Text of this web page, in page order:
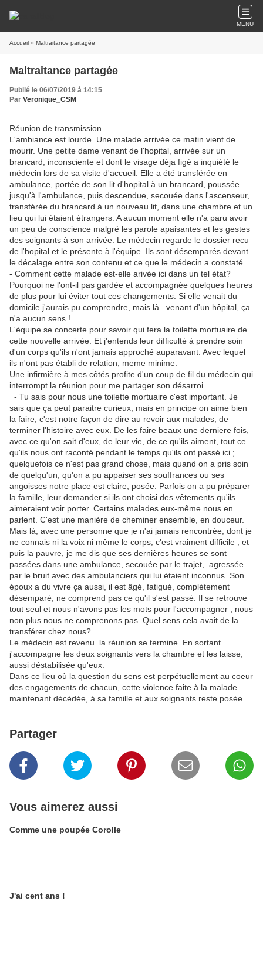
MENU
Accueil » Maltraitance partagée
Maltraitance partagée
Publié le 06/07/2019 à 14:15
Par Veronique_CSM
Réunion de transmission.
L'ambiance est lourde. Une malade arrivée ce matin vient de
mourir. Une petite dame venant de l'hopital, arrivée sur un
brancard, inconsciente et dont le visage déja figé a inquiété le
médecin lors de sa visite d'accueil. Elle a été transférée en
ambulance, portée de son lit d'hopital à un brancard, poussée
jusqu'à l'ambulance, puis descendue, secouée dans l'ascenseur,
transférée du brancard à un nouveau lit, dans une chambre et un
lieu qui lui étaient étrangers. A aucun moment elle n'a paru avoir
un peu de conscience malgré les parole apaisantes et les gestes
des soignants à son arrivée. Le médecin regarde le dossier recu
de l'hopital et le présente à l'équipe. Ils sont désemparés devant
le décalage entre son contenu et ce que le médecin a constaté.
- Comment cette malade est-elle arivée ici dans un tel état?
Pourquoi ne l'ont-il pas gardée et accompagnée quelques heures
de plus pour lui éviter tout ces changements. Si elle venait du
domicile j'aurais pu comprendre, mais là...venant d'un hôpital, ça
n'a aucun sens !
L'équipe se concerte pour savoir qui fera la toilette mortuaire de
cette nouvelle arrivée. Et j'entends leur difficulté à prendre soin
d'un corps qu'ils n'ont jamais approché auparavant. Avec lequel
ils n'ont pas établi de relation, meme minime.
Une infirmière à mes côtés profite d'un coup de fil du médecin qui
interrompt la réunion pour me partager son désarroi.
- Tu sais pour nous une toilette mortuaire c'est important. Je
sais que ça peut paraitre curieux, mais en principe on aime bien
la faire, c'est notre façon de dire au revoir aux malades, de
terminer l'histoire avec eux. De les faire beaux une derniere fois,
avec ce qu'on sait d'eux, de leur vie, de ce qu'ils aiment, tout ce
qu'ils nous ont raconté pendant le temps qu'ils ont passé ici ;
quelquefois ce n'est pas grand chose, mais quand on a pris soin
de quelqu'un, qu'on a pu appaiser ses souffrances ou ses
angoisses notre place est claire, posée. Parfois on a pu préparer
la famille, leur demander si ils ont choisi des vêtements qu'ils
aimeraient voir porter. Certains malades eux-même nous en
parlent. C'est une manière de cheminer ensemble, en douceur.
Mais là, avec une personne que je n'ai jamais rencontrée, dont je
ne connais ni la voix ni même le corps, c'est vraiment difficile ; et
puis la pauvre, je me dis que ses dernières heures se sont
passées dans une ambulance, secouée par le trajet, agressée
par le bruit avec des ambulanciers qui lui étaient inconnus. Son
époux a du vivre ça aussi, il est âgé, fatigué, complétement
désemparé, ne comprend pas ce qu'il s'est passé. Il se retrouve
tout seul et nous n'avons pas les mots pour l'accompagner ; nous
non plus nous ne comprenons pas. Quel sens cela avait de la
transférer chez nous?
Le médecin est revenu. la réunion se termine. En sortant
j'accompagne les deux soignants vers la chambre et les laisse,
aussi déstabilisée qu'eux.
Dans ce lieu où la question du sens est perpétuellement au coeur
des engagements de chacun, cette violence faite à la malade
maintenant décédée, à sa famille et aux soignants reste posée.
Partager
Vous aimerez aussi
Comme une poupée Corolle
J'ai cent ans !